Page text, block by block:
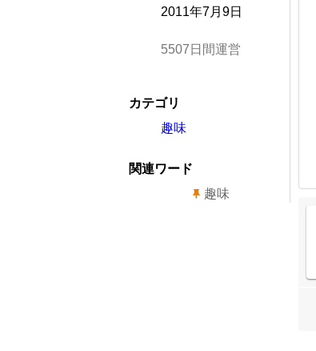
2011年7月9日
5507日間運営
カテゴリ
趣味
関連ワード
趣味